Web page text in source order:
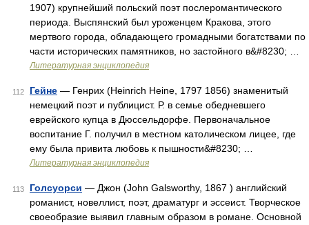
1907) крупнейший польский поэт послеромантического
периода. Выспянский был уроженцем Кракова, этого
мертвого города, обладающего громадными богатствами по
части исторических памятников, но застойного в&#8230; …
Литературная энциклопедия
112 Гейне — Генрих (Heinrich Heine, 1797 1856) знаменитый
немецкий поэт и публицист. Р. в семье обедневшего
еврейского купца в Дюссельдорфе. Первоначальное
воспитание Г. получил в местном католическом лицее, где
ему была привита любовь к пышности&#8230; …
Литературная энциклопедия
113 Голсуорси — Джон (John Galsworthy, 1867 ) английский
романист, новеллист, поэт, драматург и эссеист. Творческое
своеобразие выявил главным образом в романе. Основной